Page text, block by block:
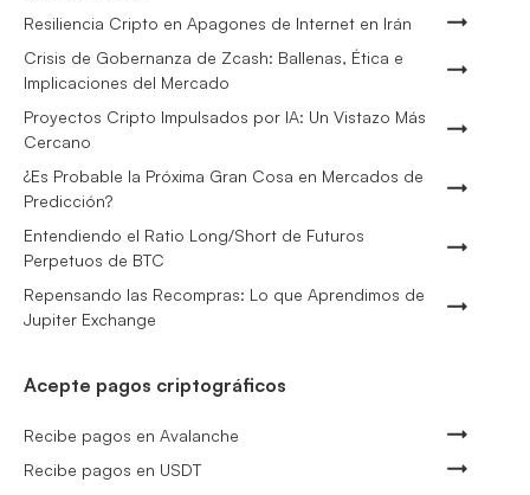
Resiliencia Cripto en Apagones de Internet en Irán
Crisis de Gobernanza de Zcash: Ballenas, Ética e
Implicaciones del Mercado
Proyectos Cripto Impulsados por IA: Un Vistazo Más
Cercano
¿Es Probable la Próxima Gran Cosa en Mercados de
Predicción?
Entendiendo el Ratio Long/Short de Futuros
Perpetuos de BTC
Repensando las Recompras: Lo que Aprendimos de
Jupiter Exchange
Acepte pagos criptográficos
Recibe pagos en Avalanche
Recibe pagos en USDT